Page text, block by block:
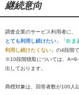
継続意向
調査企業のサービス利用者に、
とても利用し続けたい 」「B:ま
利用し続けたくない 」の4段階
※10段階聴取については、
出しております。
商標対象は、回答者数が100人